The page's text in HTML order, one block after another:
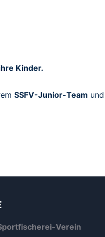
Kinder.
SSFV-Junior-Team
Verein